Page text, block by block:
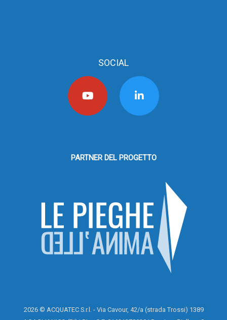
SOCIAL
PARTNER DEL PROGETTO
2026 © ACQUATEC S.r.l. - Via Cavour, 42/a (strada Trossi) 1389